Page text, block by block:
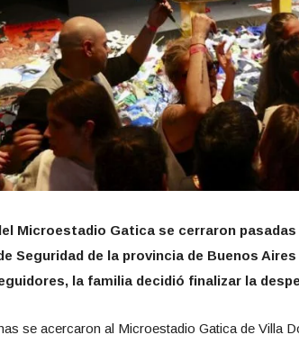
Microestadio Gatica se cerraron pasadas
Seguridad de la provincia de Buenos
la familia decidió finalizar la
se acercaron al Microestadio Gatica de Villa